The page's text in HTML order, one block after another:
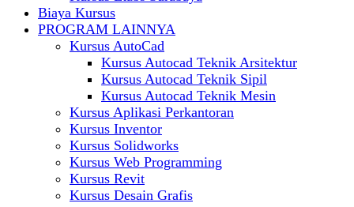
Biaya Kursus
PROGRAM LAINNYA
Kursus AutoCad
Kursus Autocad Teknik Arsitektur
Kursus Autocad Teknik Sipil
Kursus Autocad Teknik Mesin
Kursus Aplikasi Perkantoran
Kursus Inventor
Kursus Solidworks
Kursus Web Programming
Kursus Revit
Kursus Desain Grafis